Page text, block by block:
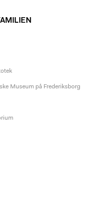
Museum på Frederiksborg